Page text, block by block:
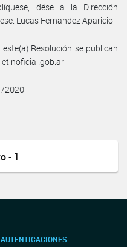
dése a la Dirección
Lucas Fernandez Aparicio
Resolución se publican
2020
- 1
AUTENTICACIONES